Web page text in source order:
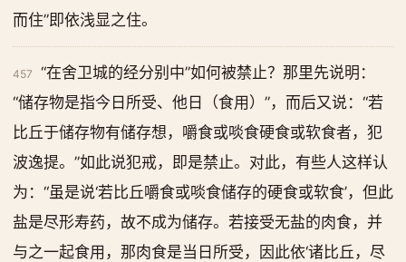
而住”即依浅显之住。
457
“在舍卫城的经分别中”如何被禁止？那里先说明：
“储存物是指今日所受、他日（食用）”，而后又说：“若
比丘于储存物有储存想，嚼食或啖食硬食或软食者，犯
波逸提。”如此说犯戒，即是禁止。对此，有些人这样认
为：“虽是说‘若比丘嚼食或啖食储存的硬食或软食’，但此
盐是尽形寿药，故不成为储存。若接受无盐的肉食，并
与之一起食用，那肉食是当日所受，因此依‘诸比丘，尽